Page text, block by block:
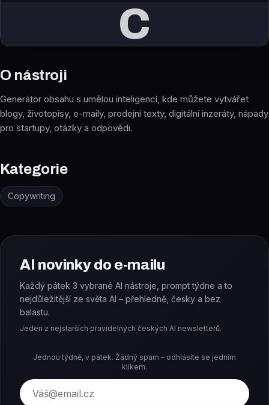
C
O nástroji
Generátor obsahu s umělou inteligencí, kde můžete vytvářet
blogy, životopisy, e-maily, prodejní texty, digitální inzeráty, nápady
pro startupy, otázky a odpovědi.
Kategorie
Copywriting
AI novinky do e-mailu
Každý pátek 3 vybrané AI nástroje, prompt týdne a to
nejdůležitější ze světa AI – přehledně, česky a bez
balastu.
Jeden z nejstarších pravidelných českých AI newsletterů.
Jednou týdně, v pátek. Žádný spam – odhlásíte se jedním
klikem.
E-mail